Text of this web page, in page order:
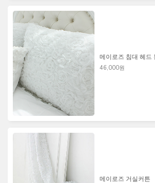
메이로즈 침대 헤드
46,000원
메이로즈 거실커튼